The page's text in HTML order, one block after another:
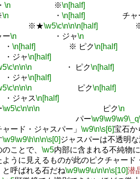
\n ※\n[half]
\n ・ \n[half] チャ
\w5\c\n\n\n[half] ※
ー\n ・ジャ\n ・
\n[half] ※ ピク\n[half]
ジャ\n[half]
\c\n\n\n ・ ピク\n[half]
ジャ\n[half]
\c\n\n\n ピク\n[half]
ジャス\n[half]
\w5\c\n\n\n ピク\n
ー\w9\w9\w9\_q
ャード・ジャスパー」 \w9\n\s[6]宝石か
\w9\w9\h\n\n\s[0] ジャスパーは不透明な
のことで、 \w5内部に含まれる不純物に
ように見えるものが此のピクチャー
と呼ばれる石だね\w9\w9\u\n\n\s[10]潜